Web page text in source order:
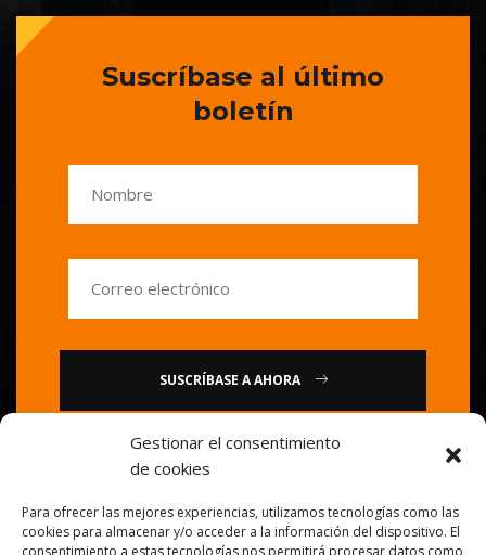
Gestionar el consentimiento
de cookies
Para ofrecer las mejores experiencias, utilizamos tecnologías como las
cookies para almacenar y/o acceder a la información del dispositivo. El
consentimiento a estas tecnologías nos permitirá procesar datos como
Suscríbase al último
boletín
SUSCRÍBASE A AHORA
Llámenos : 0086-20-84739585